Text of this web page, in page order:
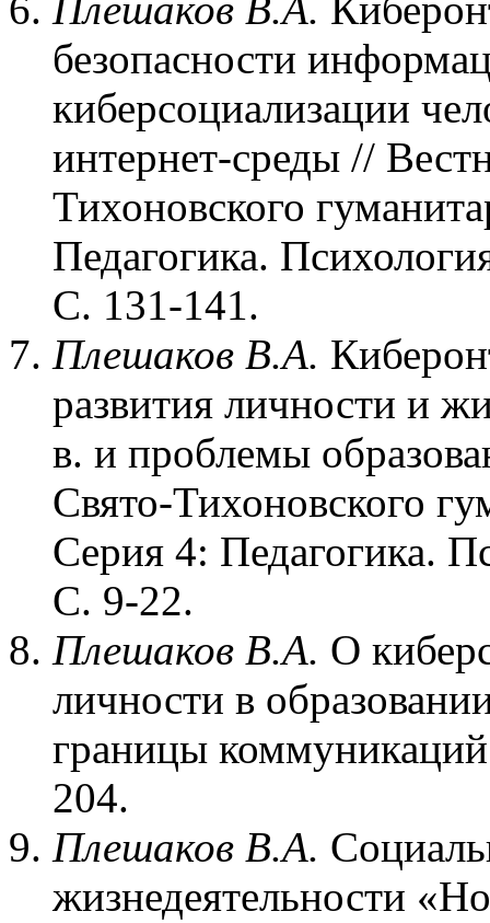
безопасности
киберсоциализации
интернет-среды //
Тихоновского
Педагогика.
С. 131-141.
Плешаков В.А.
развития личности и
в. и проблемы
Свято-Тихоновского
Серия 4: Педагогика.
С. 9-22.
Плешаков В.А. О
личности в
границы
204.
Плешаков В.А.
жизнедеятельности